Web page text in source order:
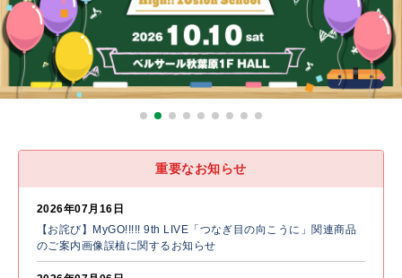
重要なお知らせ
2026年07月16日
【お詫び】MyGO!!!!! 9th LIVE「つなぎ目の向こうに」関連商品
のご案内画像誤植に関するお知らせ